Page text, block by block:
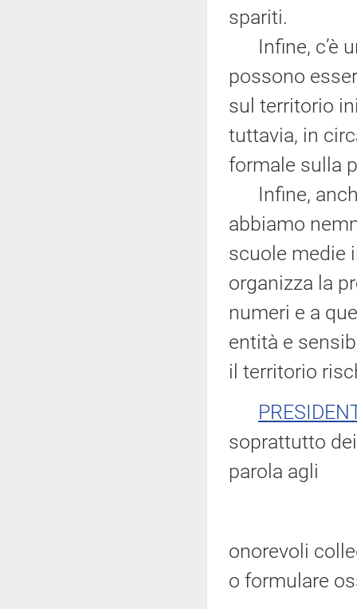
spariti.
Infine, c’è
possono
sul territorio
tuttavia, in
formale sulla
Infine,
abbiamo
scuole medie
organizza la
numeri e a
entità e
il territorio
soprattutto
parola agli
onorevoli
o formulare